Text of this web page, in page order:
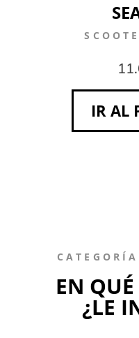
IR AL
EN
¿LE